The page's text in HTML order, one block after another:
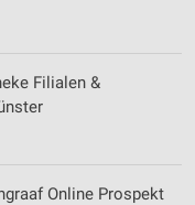
Filialen &
Online Prospekt